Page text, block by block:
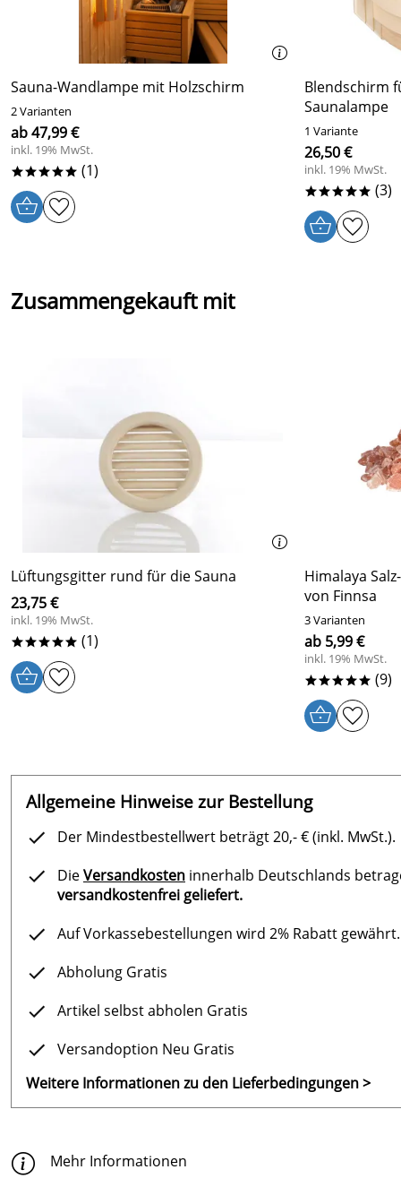
Sauna-Wandlampe mit Holzschirm
2 Varianten
ab 47,99 €
inkl. 19% MwSt.
***** (1)
Blendschirm
Saunalampe
1 Variante
26,50 €
inkl. 19% MwSt.
***** (3)
Zusammengekauft mit
Lüftungsgitter rund für die Sauna
23,75 €
inkl. 19% MwSt.
***** (1)
Himalaya
von Finnsa
3 Varianten
ab 5,99 €
inkl. 19% MwSt.
***** (9)
Allgemeine Hinweise zur Bestellung
Der Mindestbestellwert beträgt 20,- € (inkl. MwSt.).
DieVersandkosten innerhalb Deutschlands
versandkostenfrei geliefert.
Auf Vorkassebestellungen wird 2% Rabatt gewährt.
Abholung Gratis
Artikel selbst abholen Gratis
Versandoption Neu Gratis
Weitere Informationen zu den Lieferbedingungen >
Mehr Informationen